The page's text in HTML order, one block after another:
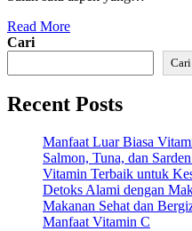
Read More
Cari
Cari
Recent Posts
Manfaat Luar Biasa
Salmon, Tuna, dan
Vitamin Terbaik untuk
Detoks Alami dengan
Makanan Sehat dan
Manfaat Vitamin C